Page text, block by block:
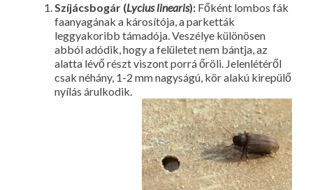
Szíjácsbogár (Lycius linearis): Főként lombos fák
faanyagának a károsítója, a parketták
leggyakoribb támadója. Veszélye különösen
abból adódik, hogy a felületet nem bántja, az
alatta lévő részt viszont porrá őröli. Jelenlétéről
csak néhány, 1-2 mm nagyságú, kör alakú kirepülő
nyílás árulkodik.